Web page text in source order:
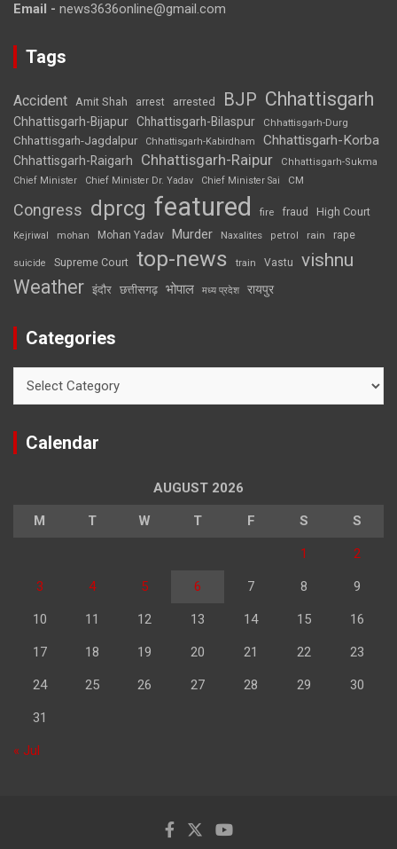
Email - news3636online@gmail.com
Tags
Accident Amit Shah arrest arrested BJP Chhattisgarh
Chhattisgarh-Bijapur Chhattisgarh-Bilaspur Chhattisgarh-Durg
Chhattisgarh-Jagdalpur Chhattisgarh-Kabirdham Chhattisgarh-Korba
Chhattisgarh-Raigarh Chhattisgarh-Raipur
Chhattisgarh-Sukma
Chief Minister
Chief Minister Dr. Yadav Chief Minister Sai CM
Congress dprcg featured fire fraud High Court
Kejriwal mohan Mohan Yadav Murder Naxalites petrol rain rape
suicide Supreme Court top-news train Vastu vishnu
Weather इंदौर छत्तीसगढ़ भोपाल मध्य प्रदेश रायपुर
Categories
Calendar
AUGUST 2026
M T W T F S S
1 2
3 4 5 6 7 8 9
10 11 12 13 14 15 16
17 18 19 20 21 22 23
24 25 26 27 28 29 30
31
« Jul